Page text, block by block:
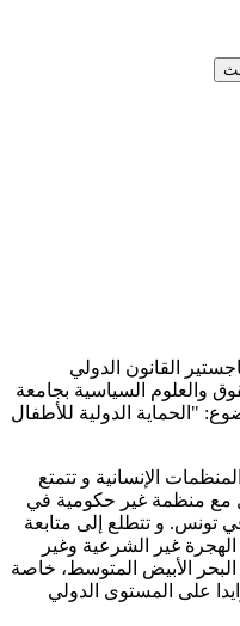
القانون الدولي
والعلوم السياسية بجامعة
"الحماية الدولية للأطفال
الإنسانية و تتمتع
مع منظمة غير حكومية في
تونس. و تتطلع إلى متابعة
غير الشرعية وغير
الأبيض المتوسط، خاصة
على المستوى الدولي